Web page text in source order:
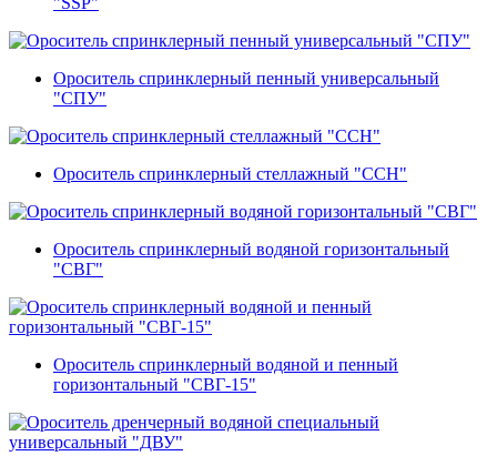
Ороситель спринклерный пенный универсальный
"СПУ"
Ороситель спринклерный стеллажный "ССН"
Ороситель спринклерный водяной горизонтальный
"СВГ"
Ороситель спринклерный водяной и пенный
горизонтальный "СВГ-15"